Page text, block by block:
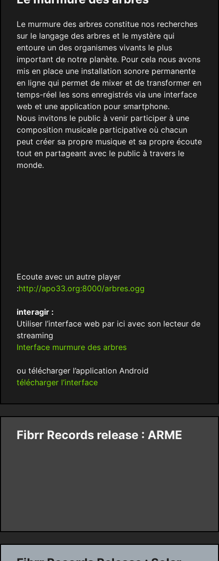
Le murmure des arbres constitue nos recherches
sur le langage des arbres et le mystère qui
entoure un des organismes vivants le plus
important de notre planète. Pour cela nous avons
mis en place une installation sonore permanente
en ligne qui permet de mixer et de transformer en
temps-réel les sons enregistrés via une interface
web et une application pour smartphone.
Nous invitons le public à venir participer à une
composition musicale participative où chacun
peut créer sa propre musique et sa propre écoute
tout en partageant avec le public à travers le
monde.
Ecoute avec un autre player
:http://apo33.org:8000/arbres.ogg
interagir :
Utiliser l’interface web par ici avec son lecteur de
streaming
Interface murmure des arbres
ou télécharger l’application Android
télécharger l’interface
Fibrr Records release : ARME